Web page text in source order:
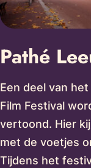
Pathé
Een deel van
Film Festival
vertoond. Hier
met de voetjes
Tijdens het